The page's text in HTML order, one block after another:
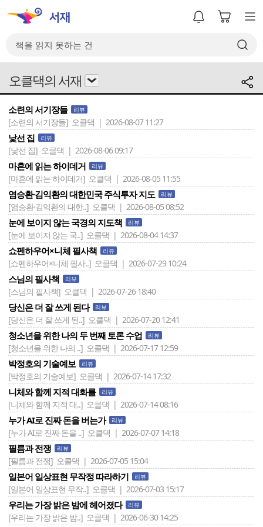
오클댁의 서재
소련의 서기장들 리뷰
[소련의 서기장들] 오클댁 | 2026-08-07 11:27
낯선 집 리뷰
[낯선 집] 오클댁 | 2026-08-06 09:17
마흔에 읽는 하이데거 리뷰
[마흔에 읽는 하이데거] 오클댁 | 2026-08-05 11:55
염승환·김익환의 대한민국 주식투자 지도 리뷰
[염승환·김익환의 대한..] 오클댁 | 2026-08-05 08:52
눈에 보이지 않는 국경의 지도책 리뷰
[눈에 보이지 않는 국..] 오클댁 | 2026-08-04 14:37
쇼펜하우어×니체 필사책 리뷰
[쇼펜하우어×니체 필사..] 오클댁 | 2026-07-29 10:24
스님의 필사책 리뷰
[스님의 필사책] 오클댁 | 2026-07-26 18:40
당신은 더 잘 쓰게 된다 리뷰
[당신은 더 잘 쓰게 된..] 오클댁 | 2026-07-20 12:41
청소년을 위한 나의 두 번째 토론 수업 리뷰
[청소년을 위한 나의 ..] 오클댁 | 2026-07-17 12:59
박정호의 기술예보 리뷰
[박정호의 기술예보] 오클댁 | 2026-07-14 17:32
니체와 함께 지적 대화를 리뷰
[니체와 함께 지적 대..] 오클댁 | 2026-07-14 08:16
누가 AI로 진짜 돈을 버는가 리뷰
[누가 AI로 진짜 돈을 ..] 오클댁 | 2026-07-07 14:18
필름과 전쟁 리뷰
[필름과 전쟁] 오클댁 | 2026-07-05 15:04
일본어 일상표현 무작정 따라하기 리뷰
[일본어 일상표현 무작..] 오클댁 | 2026-07-03 15:17
우리는 가장 밝은 밤에 헤어졌다 리뷰
[우리는 가장 밝은 밤..] 오클댁 | 2026-06-30 14:25